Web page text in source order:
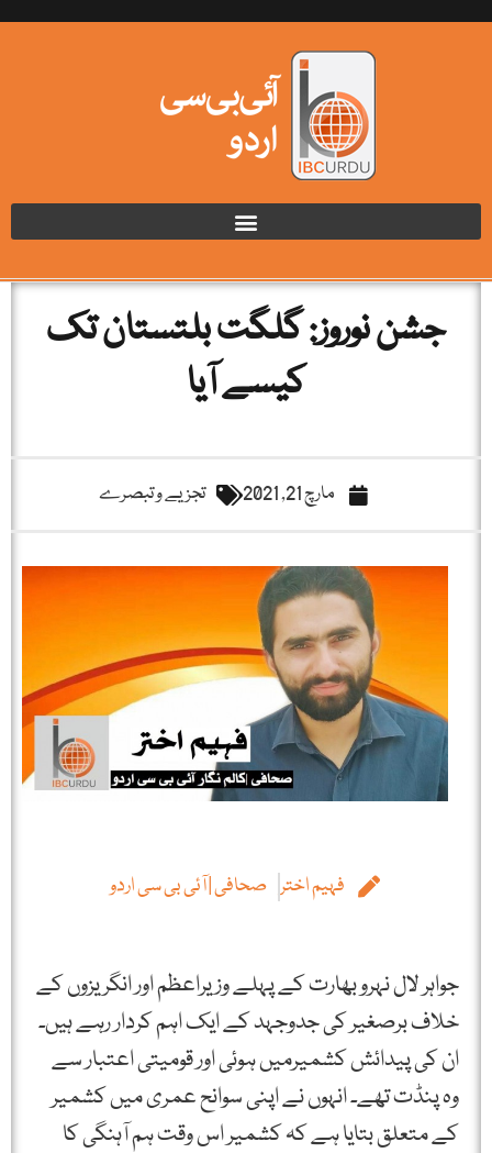
جشن نوروز: گلگت بلتستان تک
کیسے آیا
مارچ 21, 2021 تجزیے و تبصرے
فہیم اختر صحافی | آئی بی سی اردو
جواہر لال نہرو بھارت کے پہلے وزیراعظم اور انگریزوں کے
خلاف برصغیر کی جدوجہد کے ایک اہم کردار رہے ہیں۔
ان کی پیدائش کشمیرمیں ہوئی اور قومیتی اعتبار سے
وہ پنڈت تھے۔ انہوں نے اپنی سوانح عمری میں کشمیر
کے متعلق بتایا ہے کہ کشمیر اس وقت ہم آہنگی کا